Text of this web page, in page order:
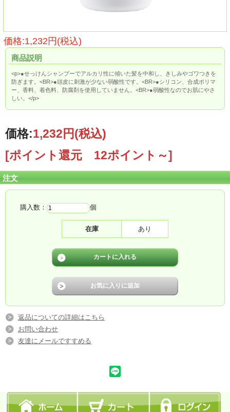
価格:1,232円(税込)
商品説明
<p>●せっけんシャンプーでアルカリ性に傾いた髪を中和し、きしみやゴワつきを
防ぎます。<BR>●頭皮に刺激が少ない弱酸性です。<BR>●シリコン、合成ポリマ
ー、香料、着色料、防腐剤を使用していません。<BR>●弱酸性なのでお肌にやさ
しい。</p>
価格:1,232円(税込)
[ポイント還元 12ポイント～]
注文
購入数： 個
在庫 あり
返品についての詳細はこちら
お問い合わせ
友達にメールですすめる